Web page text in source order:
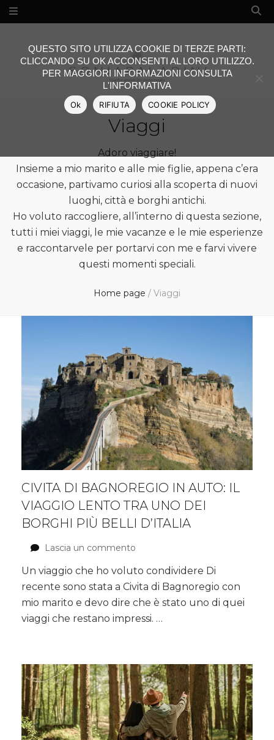
Viaggi
Adoro viaggiare!
Insieme a mio marito e alle mie figlie, appena c’era
occasione, partivamo curiosi alla scoperta di nuovi
luoghi, città e borghi antichi.
Ho voluto raccogliere, all’interno di questa sezione,
tutti i miei viaggi, le mie vacanze e le mie esperienze
e raccontarvele per portarvi con me e farvi vivere
questi momenti speciali.
Home page / Viaggi
CIVITA DI BAGNOREGIO IN AUTO: IL
VIAGGIO LENTO TRA UNO DEI
BORGHI PIÙ BELLI D’ITALIA
Lascia un commento
di
Bagnoregio
in
auto:
il
tra
uno
dei
borghi
più
belli
Un viaggio che ho voluto condividere Di
recente sono stata a Civita di Bagnoregio con
mio marito e devo dire che è stato uno di quei
viaggi che restano impressi. …
QUESTO SITO UTILIZZA COOKIE DI TERZE PARTI:
CLICCANDO SU OK ACCONSENTI AL LORO UTILIZZO.
PER MAGGIORI INFORMAZIONI CONSULTA
L'INFORMATIVA
Ok RIFIUTA COOKIE POLICY